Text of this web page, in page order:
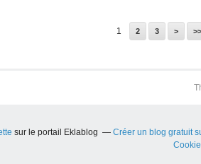
1 2 3 > >>
sur le portail Eklablog Créer un blog gratuit